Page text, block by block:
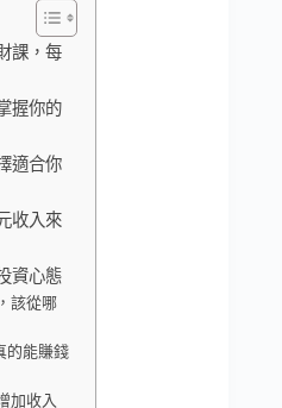
課，每
握你的
適合你
收入來
資心態
該從哪
的能賺錢
加收入